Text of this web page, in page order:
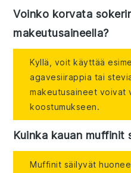
Voinko korvata
makeutusaineella?
Kyllä, voit käyttää
agavesiirappia tai
makeutusaineet voivat
koostumukseen.
Kuinka kauan muffinit
Muffinit säilyvät